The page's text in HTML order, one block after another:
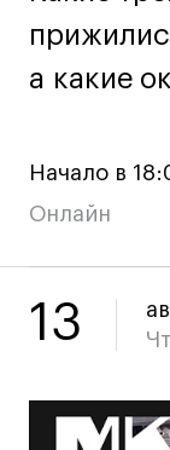
Карьера
Центр
Участие в
Летние
Работы
а какие
а какие
Начало в
Онлайн
13
Чт